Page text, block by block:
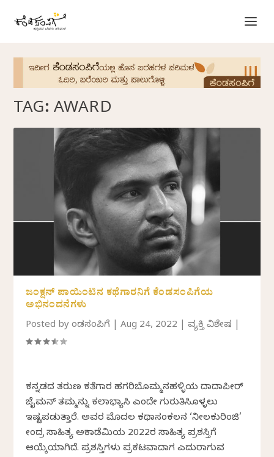
TAG: AWARD
ಜಂಕ್ಷನ್ ಪಾಯಿಂಟಿನ ಕಥೆಗಾರನಿಗೆ ಕೆಂಡಸಂಪಿಗೆಯ
ಅಭಿನಂದನೆಗಳು
Posted byಕೆಂಡಸಂಪಿಗೆ |Aug 24, 2022 |ವ್ಯಕ್ತಿ ವಿಶೇಷ
ಕನ್ನಡದ ತರುಣ ಕತೆಗಾರ ಹಗರಿಬೊಮ್ಮನಹಳ್ಳಿಯ ದಾದಾಪೀರ್
ಜೈಮನ್ ತಮ್ಮನ್ನು ಕಲಾಭ್ಯಾಸಿ ಎಂದೇ ಗುರುತಿಸಿಕೊಳ್ಳಲು
ಇಷ್ಟಪಡುತ್ತಾರೆ. ಅವರ ಮೊದಲ ಕಥಾಸಂಕಲನ ‘ನೀಲಕುರಿಂಜಿ’
ಕೇಂದ್ರ ಸಾಹಿತ್ಯ ಅಕಾಡೆಮಿಯ 2022ರ ಸಾಹಿತ್ಯ ಪ್ರಶಸ್ತಿಗೆ
ಆಯ್ಕೆಯಾಗಿದೆ. ಪ್ರಶಸ್ತಿಗಳು ಪ್ರಕಟವಾದಾಗ ಎದುರಾಗುವ